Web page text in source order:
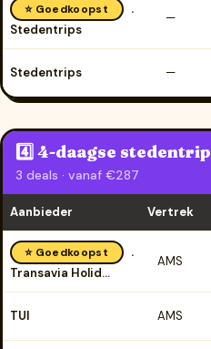
⭐ Goedkoopst
Stedentrips
—
Stedentrips —
4️⃣ 4-daagse stedentrip
3 deals · vanaf €287
Aanbieder Vertrek
⭐ Goedkoopst
Transavia Holidays
AMS
TUI AMS